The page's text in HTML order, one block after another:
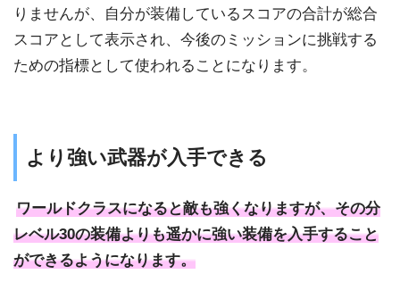
りませんが、自分が装備しているスコアの合計が総合
スコアとして表示され、今後のミッションに挑戦する
ための指標として使われることになります。
より強い武器が入手できる
ワールドクラスになると敵も強くなりますが、その分
レベル30の装備よりも遥かに強い装備を入手すること
ができるようになります。